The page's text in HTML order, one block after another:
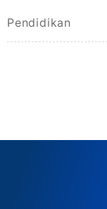
Pendidikan